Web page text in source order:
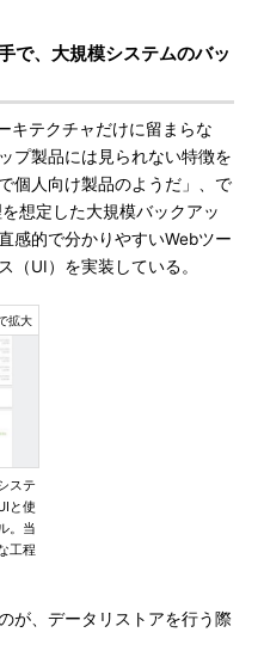
で、大規模システムのバッ
キテクチャだけに留まらな
プ製品には見られない特徴を
個人向け製品のようだ」、で
想定した大規模バックアッ
感的で分かりやすいWebツー
（UI）を実装している。
ステ
と使
。当
工程
が、データリストアを行う際